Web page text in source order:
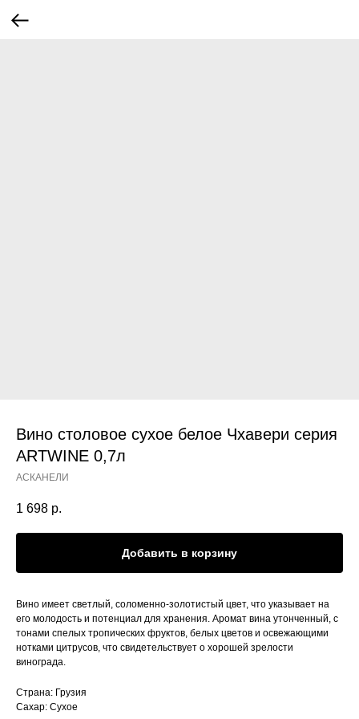
Вино столовое сухое белое Чхавери серия
ARTWINE 0,7л
АСКАНЕЛИ
1 698 р.
Добавить в корзину
Вино имеет светлый, соломенно-золотистый цвет, что указывает на
его молодость и потенциал для хранения. Аромат вина утонченный, с
тонами спелых тропических фруктов, белых цветов и освежающими
нотками цитрусов, что свидетельствует о хорошей зрелости
винограда.
Страна: Грузия
Сахар: Сухое